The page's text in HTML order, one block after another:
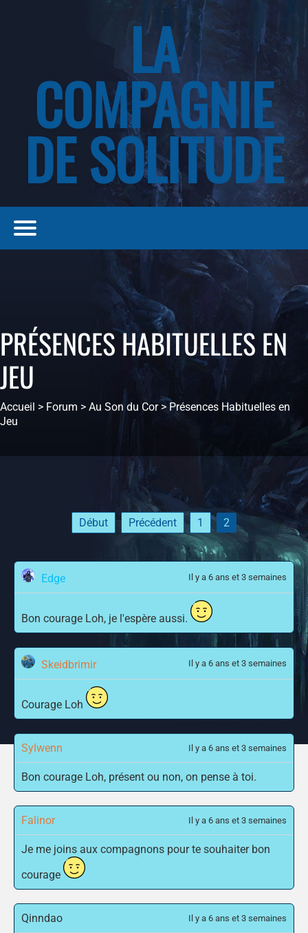
LA
COMPAGNIE
DE SOLITUDE
PRÉSENCES HABITUELLES EN
JEU
Accueil > Forum > Au Son du Cor > Présences Habituelles en
Jeu
Début Précédent 1 2
Edge Il y a 6 ans et 3 semaines
Bon courage Loh, je l'espère aussi.
Skeidbrimir Il y a 6 ans et 3 semaines
Courage Loh
Sylwenn Il y a 6 ans et 3 semaines
Bon courage Loh, présent ou non, on pense à toi.
Falinor Il y a 6 ans et 3 semaines
Je me joins aux compagnons pour te souhaiter bon
courage
Qinndao Il y a 6 ans et 3 semaines